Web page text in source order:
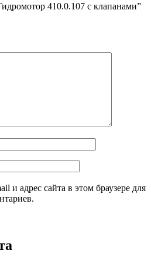
410.0.107 с клапанами”
и адрес сайта в этом браузере для